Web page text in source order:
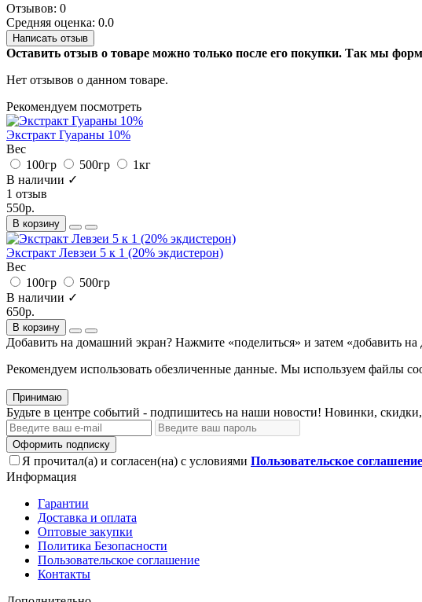
Отзывов: 0
Средняя оценка: 0.0
Написать отзыв
Оставить отзыв о товаре можно только после его покупки. Так мы
Нет отзывов о данном товаре.
Рекомендуем посмотреть
Экстракт Гуараны 10%
Вес
100гр
500гр
1кг
В наличии ✓
1 отзыв
550р.
В корзину
Экстракт Левзеи 5 к 1 (20% экдистерон)
Вес
100гр
500гр
В наличии ✓
650р.
В корзину
Добавить на домашний экран? Нажмите «поделиться» и затем «добавить
Рекомендуем использовать обезличенные данные. Мы используем файлы
Принимаю
Будьте в центре событий - подпишитесь на наши новости! Новинки,
Оформить подписку
Я прочитал(а) и согласен(на) с условиями Пользовательское соглашение
Информация
Гарантии
Доставка и оплата
Оптовые закупки
Политика Безопасности
Пользовательское соглашение
Контакты